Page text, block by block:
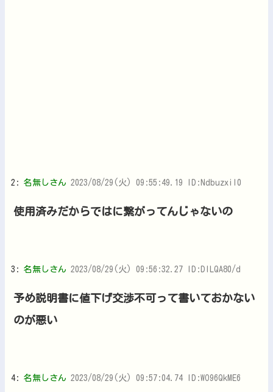
2: 名無しさん 2023/08/29(火) 09:55:49.19 ID:Ndbuzxil0
使用済みだからではに繋がってんじゃないの
3: 名無しさん 2023/08/29(火) 09:56:32.27 ID:DlLQA80/d
予め説明書に値下げ交渉不可って書いておかない
のが悪い
4: 名無しさん 2023/08/29(火) 09:57:04.74 ID:WO96QkME6